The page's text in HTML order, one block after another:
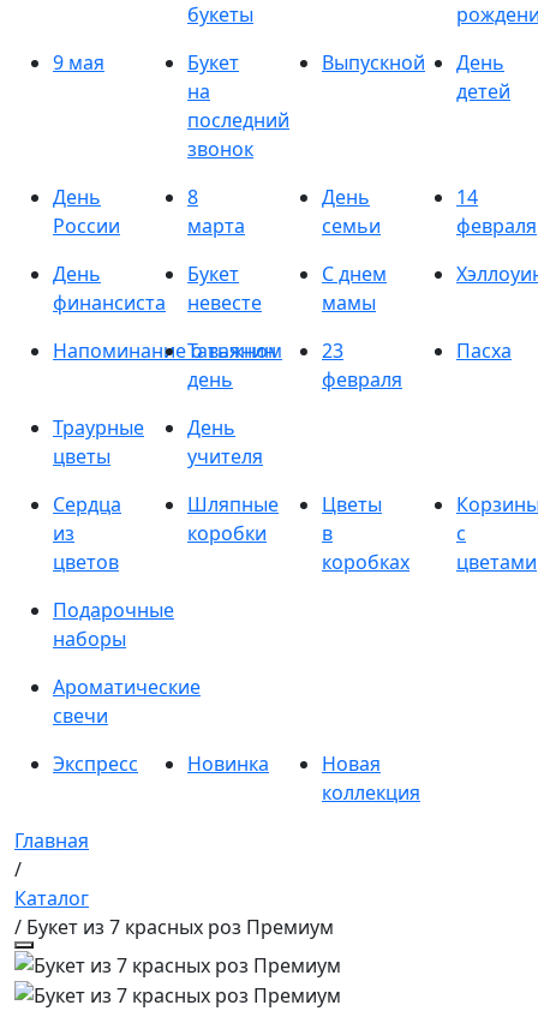
букеты
9 мая
Букет
на
последний
звонок
Выпускной
День
детей
День
России
8
марта
День
семьи
14
февраля
День
финансиста
Букет
невесте
С днем
мамы
Напоминание о важном
Татьянин
день
23
февраля
Пасха
Траурные
цветы
День
учителя
Сердца
из
цветов
Шляпные
коробки
Цветы
в
коробках
с
цветами
Подарочные
наборы
Ароматические
свечи
Экспресс
Новинка
Новая
коллекция
Главная
/
Каталог
/ Букет из 7 красных роз Премиум